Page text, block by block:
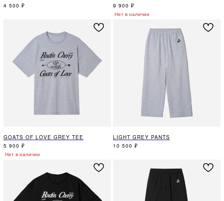
4 500 ₽
9 900 ₽
Нет в наличии
GOATS OF LOVE GREY TEE
5 900 ₽
Нет в наличии
LIGHT GREY PANTS
10 500 ₽